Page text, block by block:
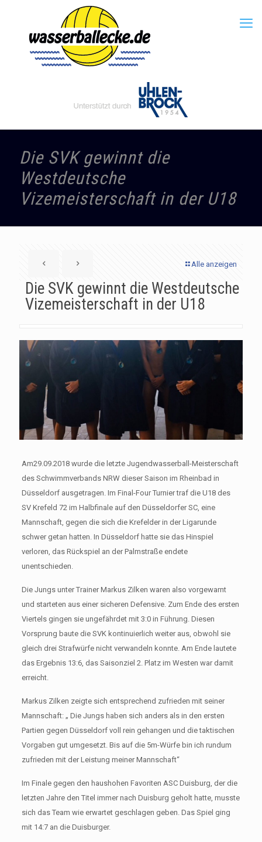
Die SVK gewinnt die
Westdeutsche
Vizemeisterschaft in der U18
Alle anzeigen
Die SVK gewinnt die Westdeutsche
Vizemeisterschaft in der U18
Am29.09.2018 wurde die letzte Jugendwasserball-Meisterschaft
des Schwimmverbands NRW dieser Saison im Rheinbad in
Düsseldorf ausgetragen. Im Final-Four Turnier traf die U18 des
SV Krefeld 72 im Halbfinale auf den Düsseldorfer SC, eine
Mannschaft, gegen die sich die Krefelder in der Ligarunde
schwer getan hatten. In Düsseldorf hatte sie das Hinspiel
verloren, das Rückspiel an der Palmstraße endete
unentschieden.
Die Jungs unter Trainer Markus Zilken waren also vorgewarnt
und starteten aus einer sicheren Defensive. Zum Ende des ersten
Viertels gingen sie ungefährdet mit 3:0 in Führung. Diesen
Vorsprung baute die SVK kontinuierlich weiter aus, obwohl sie
gleich drei Strafwürfe nicht verwandeln konnte. Am Ende lautete
das Ergebnis 13:6, das Saisonziel 2. Platz im Westen war damit
erreicht.
Markus Zilken zeigte sich entsprechend zufrieden mit seiner
Mannschaft: „ Die Jungs haben sich anders als in den ersten
Partien gegen Düsseldorf voll rein gehangen und die taktischen
Vorgaben gut umgesetzt. Bis auf die 5m-Würfe bin ich rundum
zufrieden mit der Leistung meiner Mannschaft“
Im Finale gegen den haushohen Favoriten ASC Duisburg, der die
letzten Jahre den Titel immer nach Duisburg geholt hatte, musste
sich das Team wie erwartet geschlagen geben. Das Spiel ging
mit 14:7 an die Duisburger.